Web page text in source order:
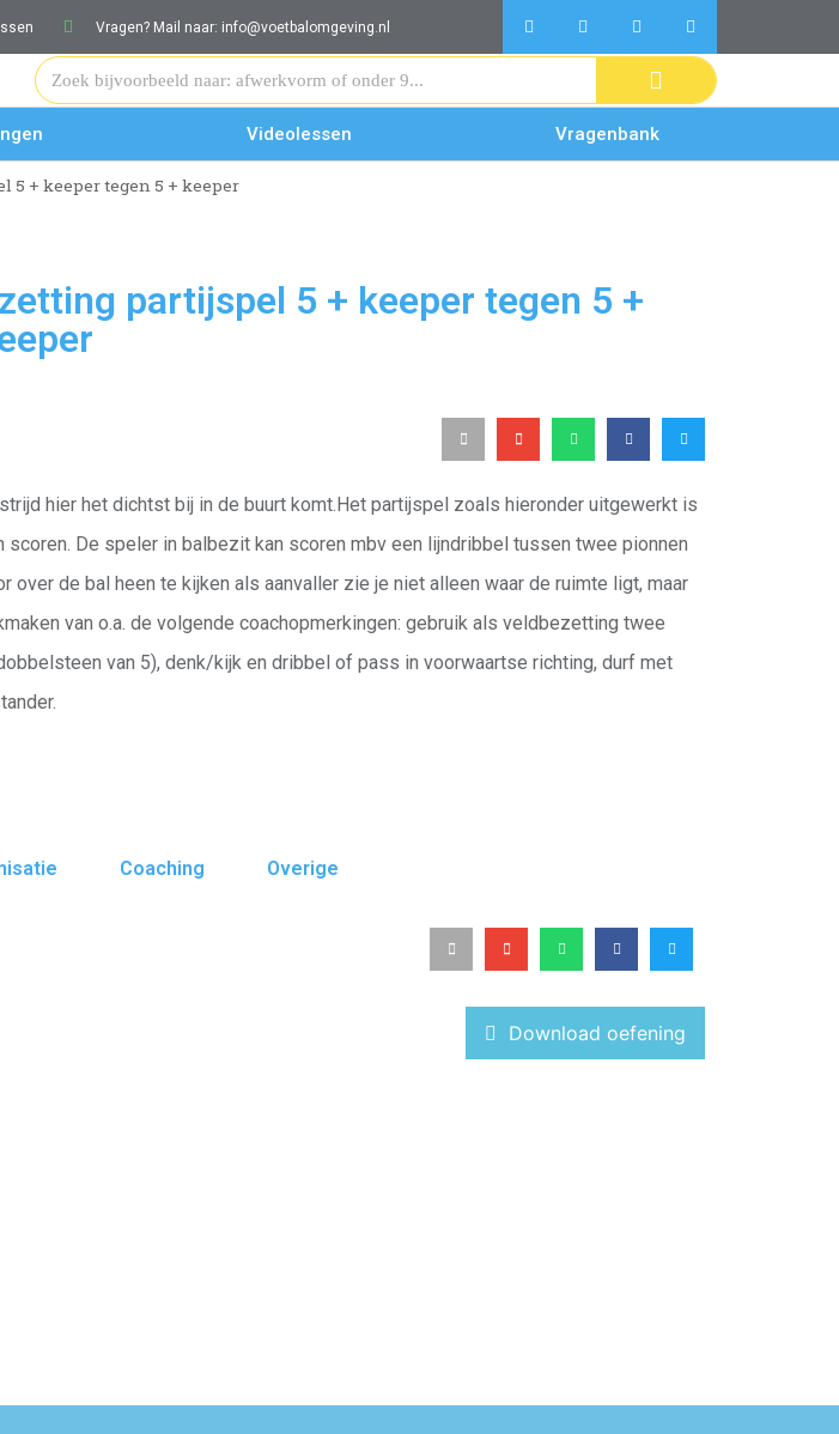
Vragen? Mail naar: info@voetbalomgeving.nl
Videolessen Vragenbank
+ keeper tegen 5 + keeper
partijspel 5 + keeper tegen 5 +
hier het dichtst bij in de buurt komt.Het partijspel zoals hieronder uitgewerkt is
De speler in balbezit kan scoren mbv een lijndribbel tussen twee pionnen
de bal heen te kijken als aanvaller zie je niet alleen waar de ruimte ligt, maar
van o.a. de volgende coachopmerkingen: gebruik als veldbezetting twee
van 5), denk/kijk en dribbel of pass in voorwaartse richting, durf met
Coaching Overige
Download oefening